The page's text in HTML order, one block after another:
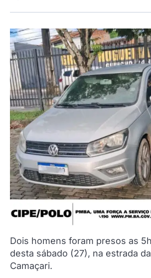
Dois homens foram presos as
desta sábado (27), na estrada
Camaçari.